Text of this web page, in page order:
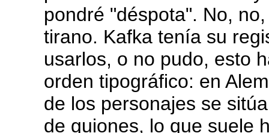
pondré "déspota". No,
tirano. Kafka tenía su
usarlos, o no pudo, esto
orden tipográfico: en
de los personajes se
de guiones, lo que suele